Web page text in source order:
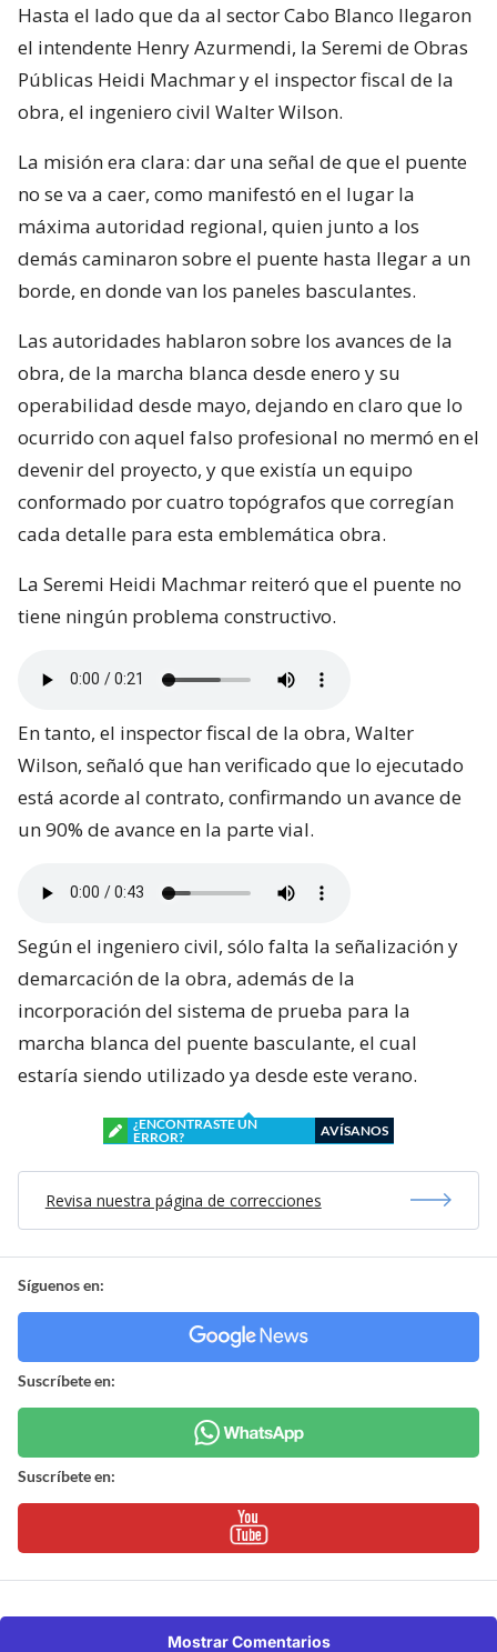
Hasta el lado que da al sector Cabo Blanco llegaron
el intendente Henry Azurmendi, la Seremi de Obras
Públicas Heidi Machmar y el inspector fiscal de la
obra, el ingeniero civil Walter Wilson.
La misión era clara: dar una señal de que el puente
no se va a caer, como manifestó en el lugar la
máxima autoridad regional, quien junto a los
demás caminaron sobre el puente hasta llegar a un
borde, en donde van los paneles basculantes.
Las autoridades hablaron sobre los avances de la
obra, de la marcha blanca desde enero y su
operabilidad desde mayo, dejando en claro que lo
ocurrido con aquel falso profesional no mermó en el
devenir del proyecto, y que existía un equipo
conformado por cuatro topógrafos que corregían
cada detalle para esta emblemática obra.
La Seremi Heidi Machmar reiteró que el puente no
tiene ningún problema constructivo.
En tanto, el inspector fiscal de la obra, Walter
Wilson, señaló que han verificado que lo ejecutado
está acorde al contrato, confirmando un avance de
un 90% de avance en la parte vial.
Según el ingeniero civil, sólo falta la señalización y
demarcación de la obra, además de la
incorporación del sistema de prueba para la
marcha blanca del puente basculante, el cual
estaría siendo utilizado ya desde este verano.
¿ENCONTRASTE UN
ERROR?
AVÍSANOS
Revisa nuestra página de correcciones
Síguenos en:
Suscríbete en:
Suscríbete en:
Mostrar Comentarios